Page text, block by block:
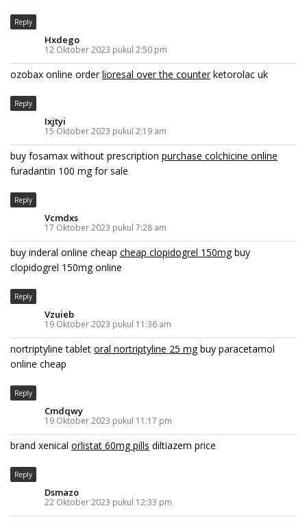
Reply
Hxdego
12 Oktober 2023 pukul 2:50 pm
ozobax online orderlioresal over the counterketorolac uk
Reply
Ixjtyi
15 Oktober 2023 pukul 2:19 am
buy fosamax without prescription purchase colchicine online
furadantin 100 mg for sale
Reply
Vcmdxs
17 Oktober 2023 pukul 7:28 am
buy inderal online cheap cheap clopidogrel 150mgbuy
clopidogrel 150mg online
Reply
Vzuieb
19 Oktober 2023 pukul 11:36 am
nortriptyline tablet oral nortriptyline 25 mgbuy paracetamol
online cheap
Reply
Cmdqwy
19 Oktober 2023 pukul 11:17 pm
brand xenical orlistat 60mg pills diltiazem price
Reply
Dsmazo
22 Oktober 2023 pukul 12:33 pm